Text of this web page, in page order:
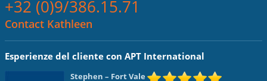
+32 (0)9/386.15.71
Contact Kathleen
Esperienze del cliente con APT International
Stephen – Fort Vale